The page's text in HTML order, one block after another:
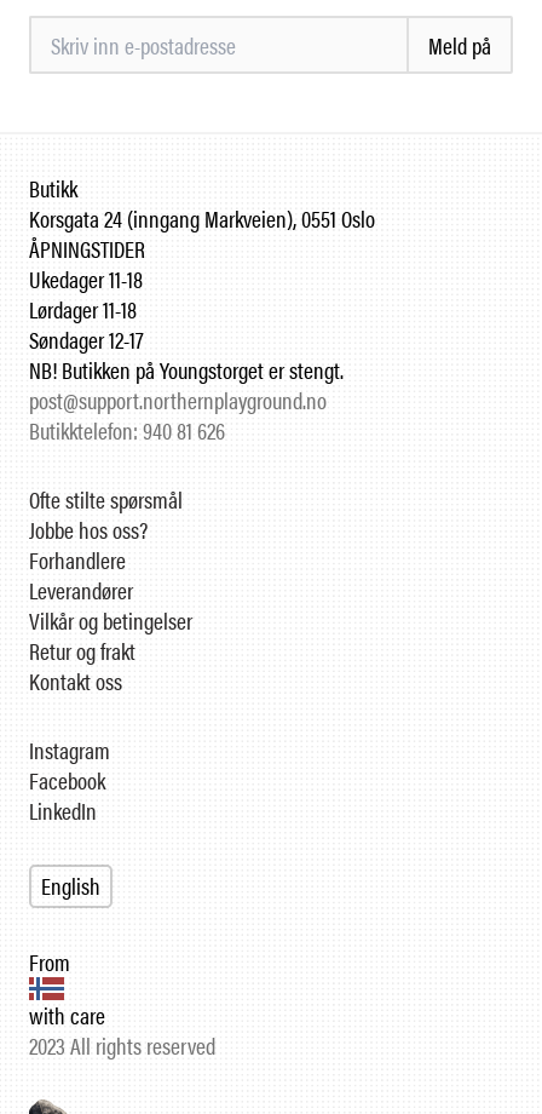
Meld på
Butikk
Korsgata 24 (inngang Markveien), 0551 Oslo
ÅPNINGSTIDER
Ukedager 11-18
Lørdager 11-18
Søndager 12-17
NB! Butikken på Youngstorget er stengt.
post@support.northernplayground.no
Butikktelefon: 940 81 626
Ofte stilte spørsmål
Jobbe hos oss?
Forhandlere
Leverandører
Vilkår og betingelser
Retur og frakt
Kontakt oss
From
with care
2023 All rights reserved
Instagram
Facebook
LinkedIn
English